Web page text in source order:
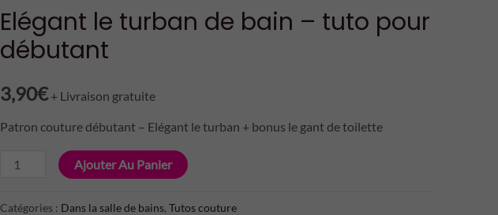
Elégant le turban de bain – tuto pour
débutant
3,90€ + Livraison gratuite
Patron couture débutant – Elégant le turban + bonus le gant de toilette
quantité
Elégant
Ajouter Au Panier
Catégories : Dans la salle de bains, Tutos couture
tuto